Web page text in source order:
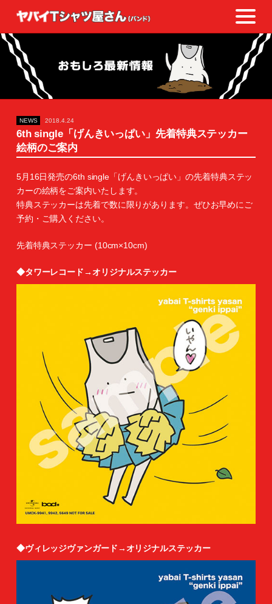
NEWS 2018.4.24
6th single「げんきいっぱい」先着特典ステッカー
絵柄のご案内
5月16日発売の6th single「げんきいっぱい」の先着特典ステッ
カーの絵柄をご案内いたします。
特典ステッカーは先着で数に限りがあります。ぜひお早めにご
予約・ご購入ください。
先着特典ステッカー (10cm×10cm)
◆タワーレコード→オリジナルステッカー
◆ヴィレッジヴァンガード→オリジナルステッカー